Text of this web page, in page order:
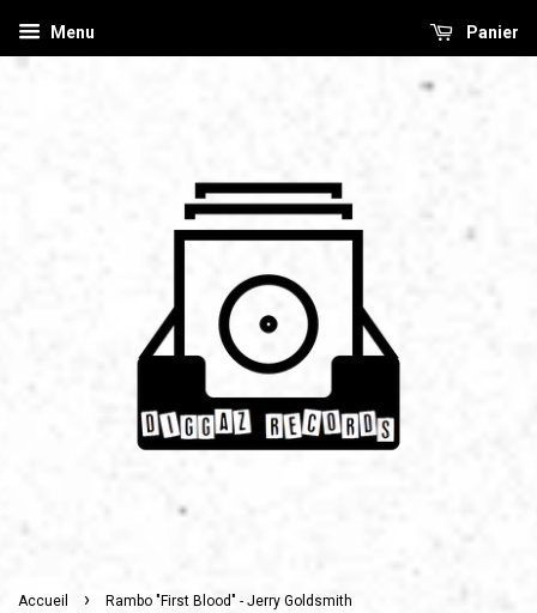
Menu Panier
Accueil › Rambo "First Blood" - Jerry Goldsmith